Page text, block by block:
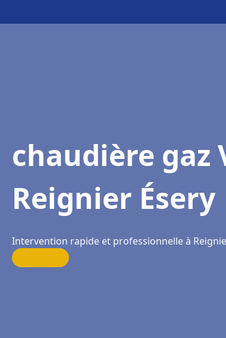
chaudière gaz
Reignier Ésery
Intervention rapide et professionnelle à